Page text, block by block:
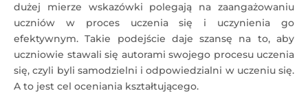
dużej mierze wskazówki polegają na zaangażowaniu
uczniów w proces uczenia się i uczynienia go
efektywnym. Takie podejście daje szansę na to, aby
uczniowie stawali się autorami swojego procesu uczenia
się, czyli byli samodzielni i odpowiedzialni w uczeniu się.
A to jest cel oceniania kształtującego.